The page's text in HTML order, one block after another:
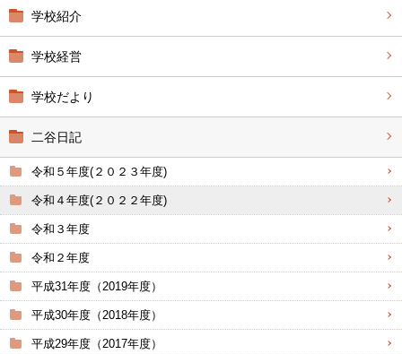
学校紹介
学校経営
学校だより
二谷日記
令和５年度(２０２３年度)
令和４年度(２０２２年度)
令和３年度
令和２年度
平成31年度（2019年度）
平成30年度（2018年度）
平成29年度（2017年度）